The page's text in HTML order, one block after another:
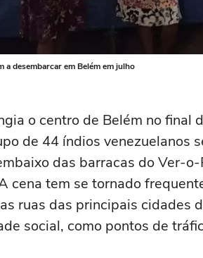
a desembarcar em Belém em julho
o centro de Belém no final
de 44 índios venezuelanos
das barracas do Ver-
cena tem se tornado
ruas das principais cidades
social, como pontos de